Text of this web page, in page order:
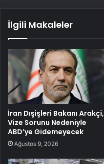
İlgili Makaleler
İran Dışişleri Bakanı Arakçi,
Vize Sorunu Nedeniyle
ABD’ye Gidemeyecek
Ağustos 9, 2026